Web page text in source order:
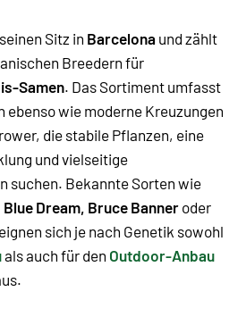
Sitz in Barcelona und zählt
Breedern für
Samen. Das Sortiment umfasst
ebenso wie moderne Kreuzungen
die stabile Pflanzen, eine
und vielseitige
suchen. Bekannte Sorten wie
Dream, Bruce Banner oder
eignen sich je nach Genetik sowohl
als auch für den Outdoor-Anbau